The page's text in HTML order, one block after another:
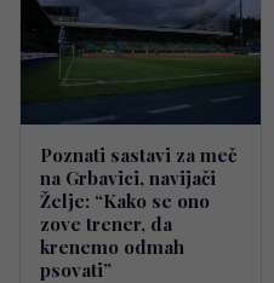
Poznati sastavi za meč
na Grbavici, navijači
Želje: “Kako se ono
zove trener, da
krenemo odmah
psovati”